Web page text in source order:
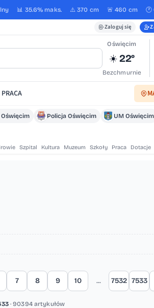
📊 35.6% maks. ⚠️ 370 cm 🚨 460 cm 🕐
Zaloguj się
Oświęcim
☀️22°
Bezchmurnie
PRACA
Oświęcim Policja Oświęcim UM Oświęcim
Szpital Kultura Muzeum Szkoły Praca Dotacje
7 8 9 10 ... 7532 7533
· 90394 artykułów